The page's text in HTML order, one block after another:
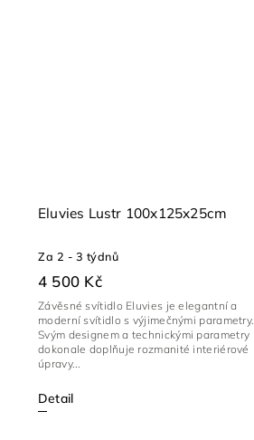
Eluvies Lustr 100x125x25cm
Za 2 - 3 týdnů
4 500 Kč
Detail
Závěsné svítidlo Eluvies je elegantní a
moderní svítidlo s výjimečnými parametry.
Svým designem a technickými parametry
dokonale doplňuje rozmanité interiérové
úpravy...